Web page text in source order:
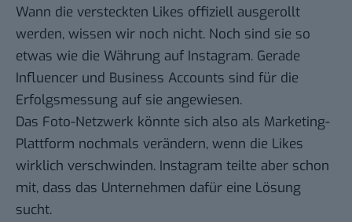
Wann die versteckten Likes offiziell ausgerollt
werden, wissen wir noch nicht. Noch sind sie so
etwas wie die Währung auf Instagram. Gerade
Influencer und Business Accounts sind für die
Erfolgsmessung auf sie angewiesen.
Das Foto-Netzwerk könnte sich also als Marketing-
Plattform nochmals verändern, wenn die Likes
wirklich verschwinden. Instagram teilte aber schon
mit, dass das Unternehmen dafür eine Lösung
sucht.